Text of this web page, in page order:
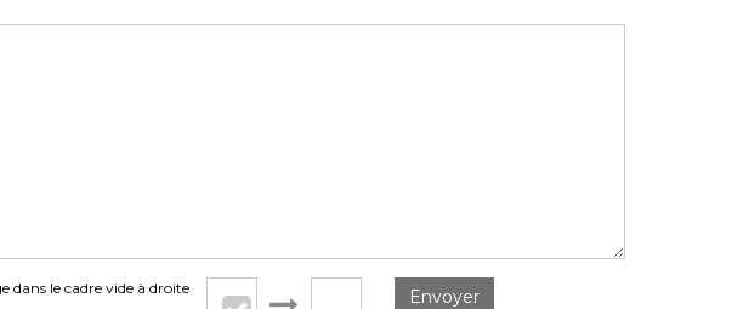
dans le cadre vide à droite Envoyer